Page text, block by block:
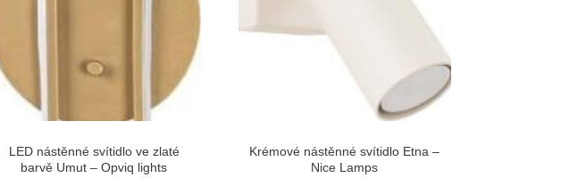
LED nástěnné svítidlo ve zlaté
barvě Umut – Opviq lights
Krémové nástěnné svítidlo Etna –
Nice Lamps